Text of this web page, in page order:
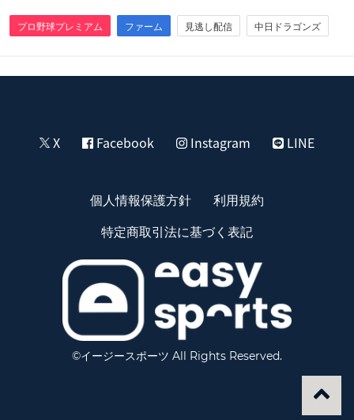
プロ野球プレミアム ファーム 見逃し配信 中日ドラゴンズ
X Facebook Instagram LINE
個人情報保護方針
利用規約
特定商取引法に基づく表記
©イージースポーツ All Rights Reserved.